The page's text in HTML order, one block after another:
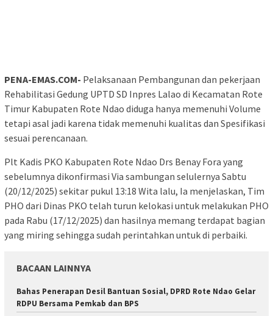
PENA-EMAS.COM- Pelaksanaan Pembangunan dan pekerjaan
Rehabilitasi Gedung UPTD SD Inpres Lalao di Kecamatan Rote
Timur Kabupaten Rote Ndao diduga hanya memenuhi Volume
tetapi asal jadi karena tidak memenuhi kualitas dan Spesifikasi
sesuai perencanaan.
Plt Kadis PKO Kabupaten Rote Ndao Drs Benay Fora yang
sebelumnya dikonfirmasi Via sambungan selulernya Sabtu
(20/12/2025) sekitar pukul 13:18 Wita lalu, Ia menjelaskan, Tim
PHO dari Dinas PKO telah turun kelokasi untuk melakukan PHO
pada Rabu (17/12/2025) dan hasilnya memang terdapat bagian
yang miring sehingga sudah perintahkan untuk di perbaiki.
BACAAN LAINNYA
Bahas Penerapan Desil Bantuan Sosial, DPRD Rote Ndao Gelar
RDPU Bersama Pemkab dan BPS